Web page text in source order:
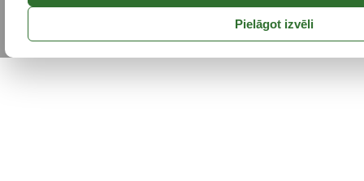
Pielāgot izvēli